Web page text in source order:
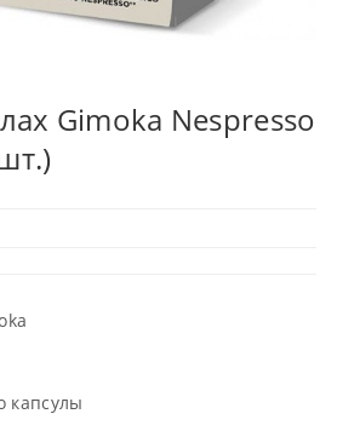
Gimoka Nespresso
капсулы